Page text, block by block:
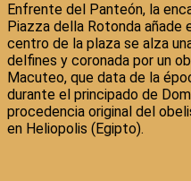
Enfrente del Panteón, la
Piazza della Rotonda añade
centro de la plaza se alza
delfines y coronada por un
Macuteo, que data de la
durante el principado de
procedencia original del
en Heliopolis (Egipto).